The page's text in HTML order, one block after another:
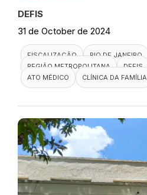
DEFIS
31 de October de 2024
FISCALIZAÇÃO
RIO DE JANEIRO
REGIÃO METROPOLITANA
DEFIS
ATO MÉDICO
CLÍNICA DA FAMÍLIA